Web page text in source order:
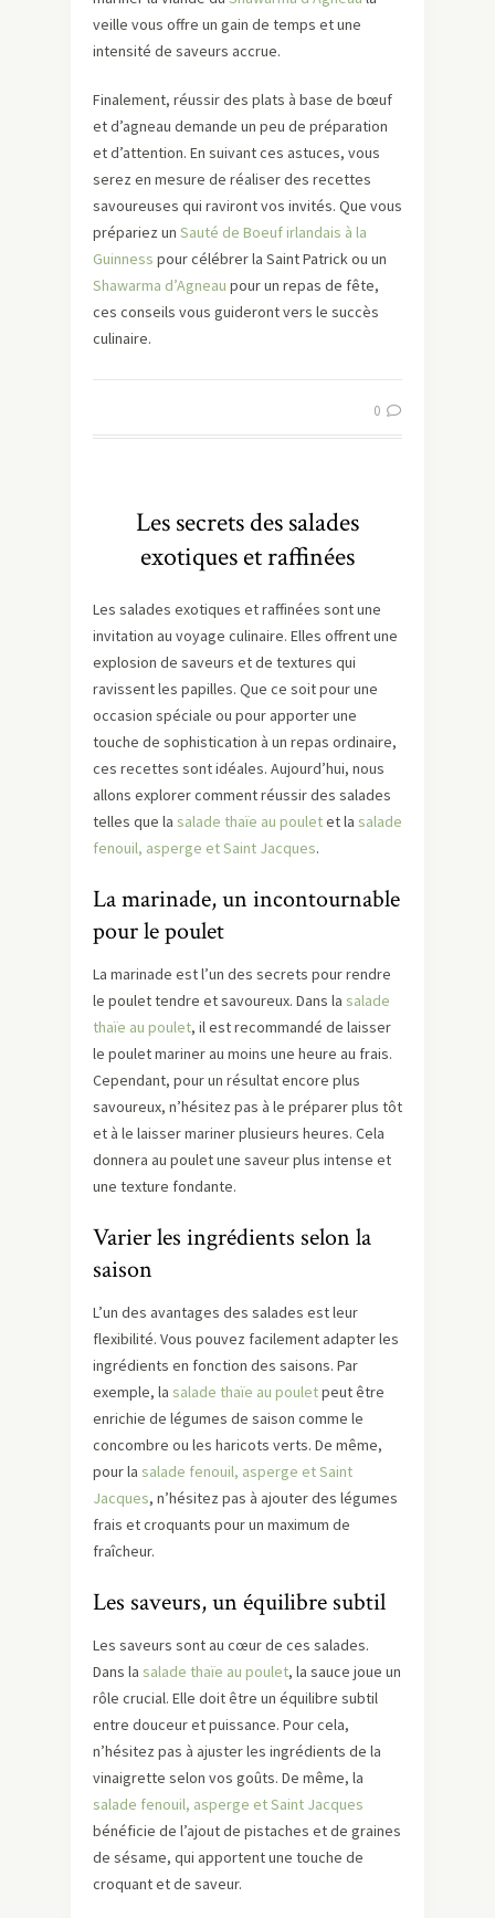
veille vous offre un gain de temps et une
intensité de saveurs accrue.
Finalement, réussir des plats à base de bœuf
et d’agneau demande un peu de préparation
et d’attention. En suivant ces astuces, vous
serez en mesure de réaliser des recettes
savoureuses qui raviront vos invités. Que vous
prépariez un Sauté de Boeuf irlandais à la
Guinness pour célébrer la Saint Patrick ou un
Shawarma d’Agneau pour un repas de fête,
ces conseils vous guideront vers le succès
culinaire.
0
Les secrets des salades
exotiques et raffinées
Les salades exotiques et raffinées sont une
invitation au voyage culinaire. Elles offrent une
explosion de saveurs et de textures qui
ravissent les papilles. Que ce soit pour une
occasion spéciale ou pour apporter une
touche de sophistication à un repas ordinaire,
ces recettes sont idéales. Aujourd’hui, nous
allons explorer comment réussir des salades
telles que la salade thaïe au pouletet la salade
fenouil, asperge et Saint Jacques.
La marinade, un incontournable
pour le poulet
La marinade est l’un des secrets pour rendre
le poulet tendre et savoureux. Dans la salade
thaïe au poulet, il est recommandé de laisser
le poulet mariner au moins une heure au frais.
Cependant, pour un résultat encore plus
savoureux, n’hésitez pas à le préparer plus tôt
et à le laisser mariner plusieurs heures. Cela
donnera au poulet une saveur plus intense et
une texture fondante.
Varier les ingrédients selon la
saison
L’un des avantages des salades est leur
flexibilité. Vous pouvez facilement adapter les
ingrédients en fonction des saisons. Par
exemple, la salade thaïe au pouletpeut être
enrichie de légumes de saison comme le
concombre ou les haricots verts. De même,
pour la salade fenouil, asperge et Saint
Jacques, n’hésitez pas à ajouter des légumes
frais et croquants pour un maximum de
fraîcheur.
Les saveurs, un équilibre subtil
Les saveurs sont au cœur de ces salades.
Dans la salade thaïe au poulet, la sauce joue un
rôle crucial. Elle doit être un équilibre subtil
entre douceur et puissance. Pour cela,
n’hésitez pas à ajuster les ingrédients de la
vinaigrette selon vos goûts. De même, la
salade fenouil, asperge et Saint Jacques
bénéficie de l’ajout de pistaches et de graines
de sésame, qui apportent une touche de
croquant et de saveur.